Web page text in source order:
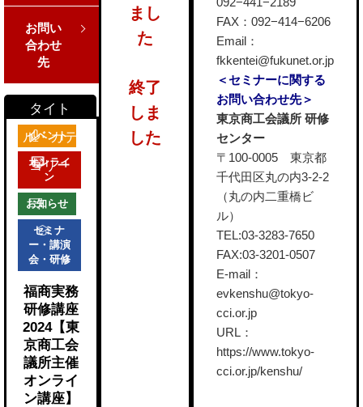
お問い
合わせ
先
イベント
オンライ
ン
お知らせ
セミナ
ー・講演
会・研修
福商実務
研修講座
2024【東
京商工会
議所主催
オンライ
ン講座】
まし
た
終了
しま
した
FAX：092−414−6206
Email：
fkkentei@fukunet.or.jp
＜セミナーに関する
お問い合わせ先＞
東京商工会議所 研修
センター
〒100-0005 東京都
千代田区丸の内3-2-2
（丸の内二重橋ビ
ル）
TEL:03-3283-7650
FAX:03-3201-0507
E-mail：
evkenshu@tokyo-
cci.or.jp
URL：
https://www.tokyo-
cci.or.jp/kenshu/